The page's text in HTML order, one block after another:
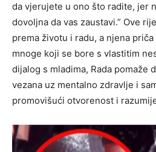
da vjerujete u ono što radite, jer
dovoljna da vas zaustavi.” Ove
prema životu i radu, a njena
mnoge koji se bore s vlastitim
dijalog s mladima, Rada pomaže
vezana uz mentalno zdravlje i
promovišući otvorenost i